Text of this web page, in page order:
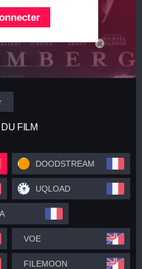
FILM
DOODSTREAM
UQLOAD
VOE
FILEMOON